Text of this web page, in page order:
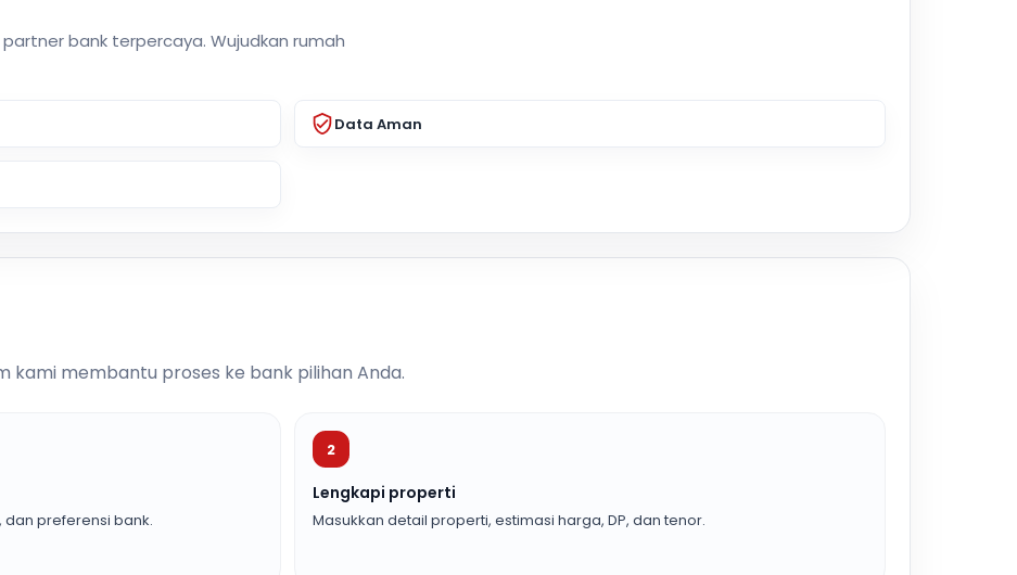
bank terpercaya. Wujudkan rumah
Data Aman
kami membantu proses ke bank pilihan Anda.
preferensi bank.
2
Lengkapi properti
Masukkan detail properti, estimasi harga, DP, dan tenor.